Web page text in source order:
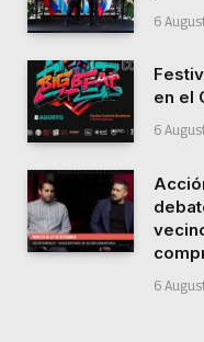
6
en el
6
6